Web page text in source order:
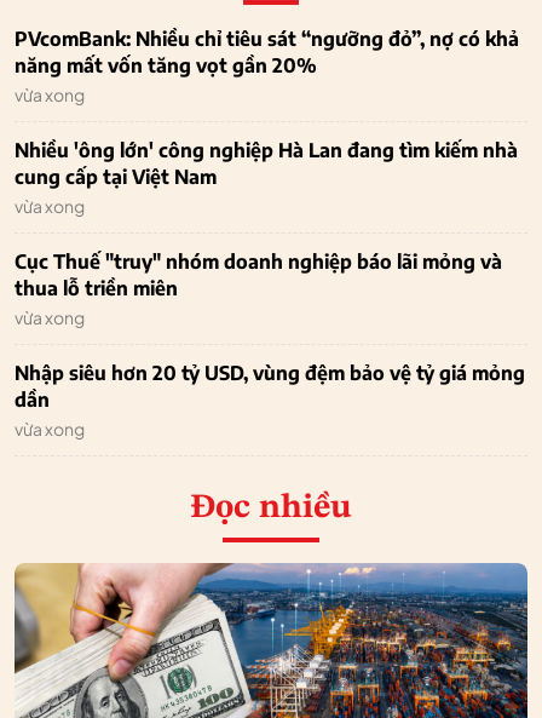
PVcomBank: Nhiều chỉ tiêu sát “ngưỡng đỏ”, nợ có khả
năng mất vốn tăng vọt gần 20%
vừa xong
Nhiều 'ông lớn' công nghiệp Hà Lan đang tìm kiếm nhà
cung cấp tại Việt Nam
vừa xong
Cục Thuế "truy" nhóm doanh nghiệp báo lãi mỏng và
thua lỗ triền miên
vừa xong
Nhập siêu hơn 20 tỷ USD, vùng đệm bảo vệ tỷ giá mỏng
dần
vừa xong
Đọc nhiều